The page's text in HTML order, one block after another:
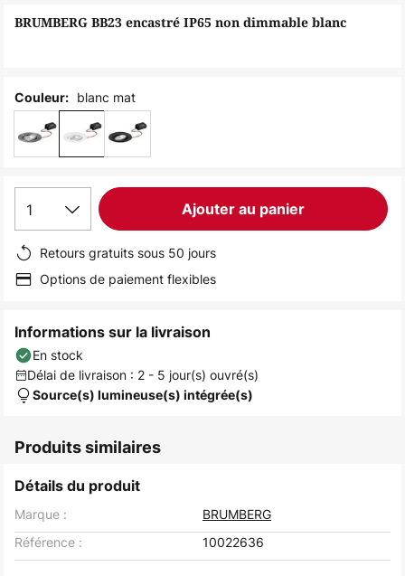
the
BRUMBERG BB23 encastré IP65 non dimmable blanc
Couleur: blanc mat
1 Ajouter au panier
Retours gratuits sous 50 jours
Options de paiement flexibles
Informations sur la livraison
En stock
Délai de livraison : 2 - 5 jour(s) ouvré(s)
Source(s) lumineuse(s) intégrée(s)
Produits similaires
Détails du produit
Marque :
BRUMBERG
Référence :
10022636